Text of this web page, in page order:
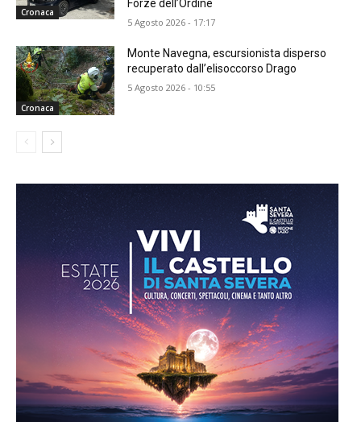
Cronaca
Forze dell’Ordine
5 Agosto 2026 - 17:17
Cronaca
Monte Navegna, escursionista disperso
recuperato dall’elisoccorso Drago
5 Agosto 2026 - 10:55